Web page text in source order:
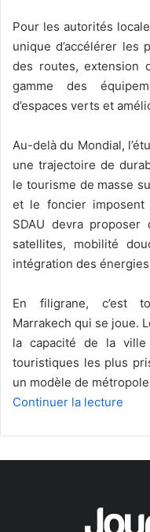
Pour les autorités
unique d’accélérer les
des routes, extension
gamme des
d’espaces verts et
Au-delà du Mondial,
une trajectoire de
le tourisme de masse
et le foncier imposent
SDAU devra
satellites, mobilité
intégration des
En filigrane, c’est
Marrakech qui se joue.
la capacité de la ville
touristiques les plus
un modèle de
Continuer la lecture